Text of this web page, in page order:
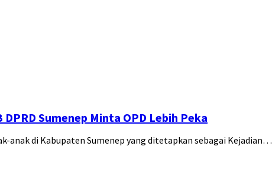
Sumenep Minta OPD Lebih Peka
anak di Kabupaten Sumenep yang ditetapkan sebagai Kejadian…